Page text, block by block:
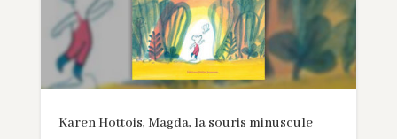
Karen Hottois, Magda, la souris minuscule